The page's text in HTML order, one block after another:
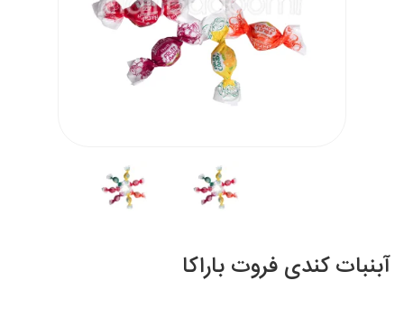
آبنبات کندی فروت باراکا